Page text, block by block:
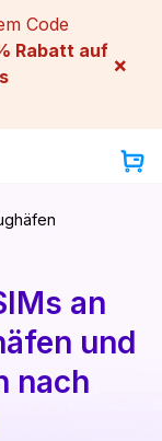
Code
Rabatt auf
×
an
und
nach